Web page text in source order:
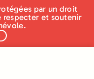
par un droit
respecter et soutenir